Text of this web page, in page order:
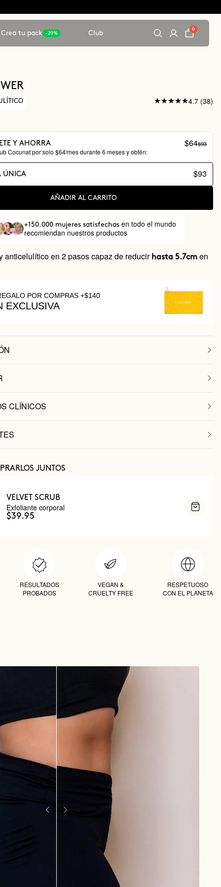
Crea tu pack -20% Club
0
4.7 (38)
Y AHORRA
Cocunat por solo $64/mes durante 6 meses y obtén:
$64$93
ÚNICA $93
AÑADIR AL CARRITO
+150.000 mujeres satisfechas en todo el mundo
recomiendan nuestros productos
anticelulítico en 2 pasos capaz de reducir hasta 5.7cm en
POR COMPRAS +$140
EXCLUSIVA
CLÍNICOS
JUNTOS
VELVET SCRUB
Exfoliante corporal
$39.95
RESULTADOS
PROBADOS
VEGAN &
CRUELTY FREE
RESPETUOSO
CON EL PLANETA